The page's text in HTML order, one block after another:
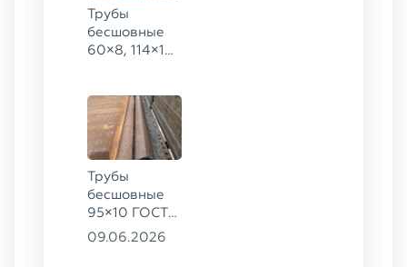
Трубы
бесшовные
60×8, 114×10,
8732-78, ст.
20
Трубы
бесшовные
95×10 ГОСТ
8732-78, ст.
09.06.2026